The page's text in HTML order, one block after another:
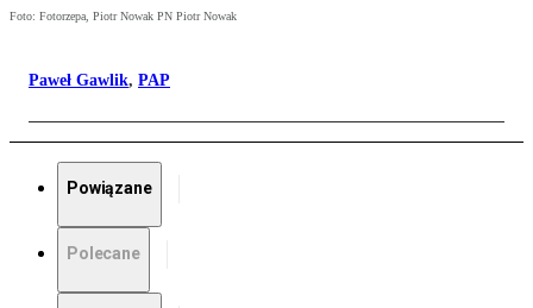
Foto: Fotorzepa, Piotr Nowak PN Piotr Nowak
Paweł Gawlik, PAP
Powiązane
Polecane